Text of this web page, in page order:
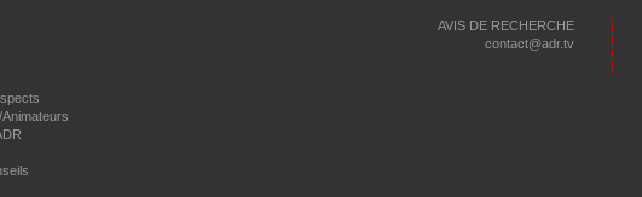
AVIS DE RECHERCHE
contact@adr.tv